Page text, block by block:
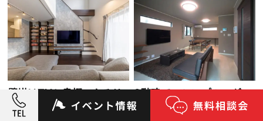
壁掛けTVと書棚のあるリ
ビングと家事ラク動線が素
3階建てのシンプルモダン
スタイル住宅(VISTA)